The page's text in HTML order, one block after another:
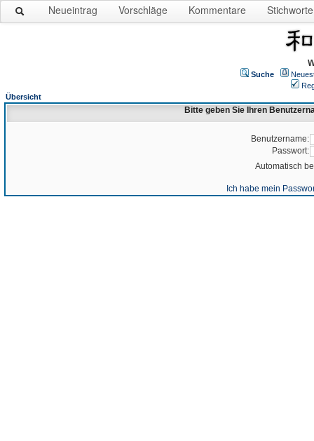
Neueintrag Vorschläge Kommentare Stichworte
Suche
Übersicht
Bitte geben Sie Ihren
Benutzername:
Passwort:
Automatisch
Ich habe mein